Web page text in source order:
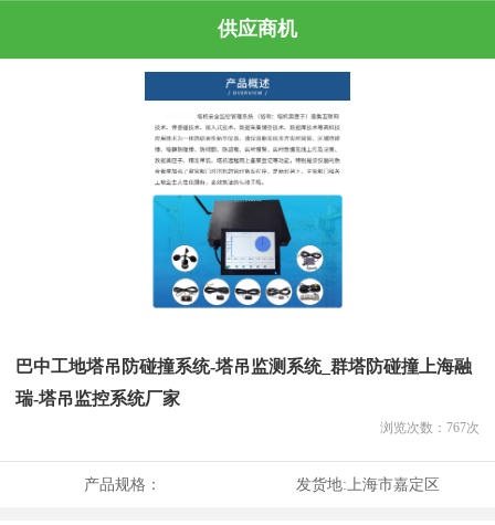
供应商机
巴中工地塔吊防碰撞系统-塔吊监测系统_群塔防碰撞上海融
瑞-塔吊监控系统厂家
浏览次数： 767次
产品规格： 发货地:上海市嘉定区